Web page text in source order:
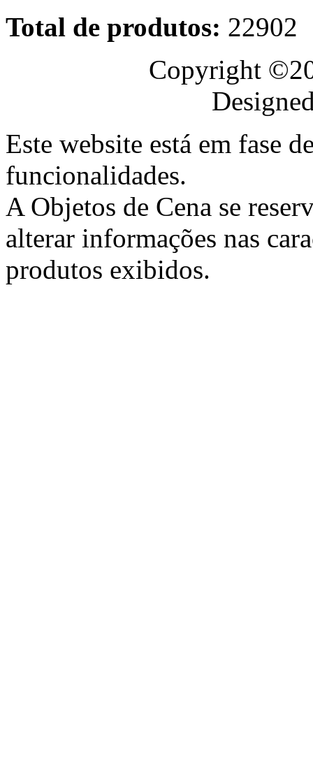
Total de produtos: 22902
Copyright
Este website está em fase
funcionalidades.
A Objetos de Cena se
alterar informações nas
produtos exibidos.